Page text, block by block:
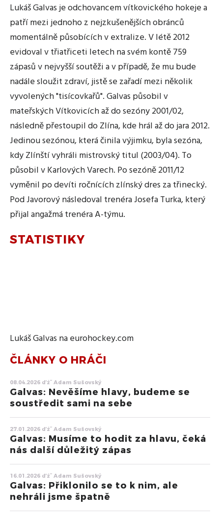
Lukáš Galvas je odchovancem vítkovického hokeje a
patří mezi jednoho z nejzkušenějších obránců
momentálně působících v extralize. V létě 2012
evidoval v třiatřiceti letech na svém kontě 759
zápasů v nejvyšší soutěži a v případě, že mu bude
nadále sloužit zdraví, jistě se zařadí mezi několik
vyvolených "tisícovkařů". Galvas působil v
mateřských Vítkovicích až do sezóny 2001/02,
následně přestoupil do Zlína, kde hrál až do jara 2012.
Jedinou sezónou, která činila výjimku, byla sezóna,
kdy Zlínští vyhráli mistrovský titul (2003/04). To
působil v Karlových Varech. Po sezóně 2011/12
vyměnil po devíti ročnících zlínský dres za třinecký.
Pod Javorový následoval trenéra Josefa Turka, který
přijal angažmá trenéra A-týmu.
STATISTIKY
Lukáš Galvas na eurohockey.com
ČLÁNKY O HRÁČI
08.04.2026 ďż˝ Adam Sušovský
Galvas: Nevěšíme hlavy, budeme se
soustředit sami na sebe
27.01.2026 ďż˝ Adam Sušovský
Galvas: Musíme to hodit za hlavu, čeká
nás další důležitý zápas
16.01.2026 ďż˝ Adam Sušovský
Galvas: Přiklonilo se to k nim, ale
nehráli jsme špatně